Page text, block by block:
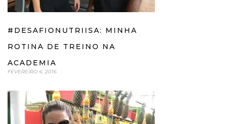
#DESAFIONUTRIISA: MINHA
ROTINA DE TREINO NA
ACADEMIA
FEVEREIRO 4, 2016